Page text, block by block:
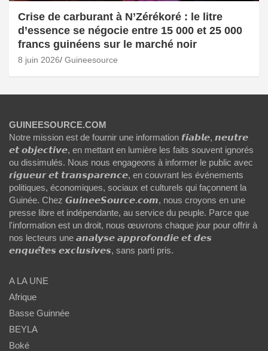
Crise de carburant à N’Zérékoré : le litre
d’essence se négocie entre 15 000 et 25 000
francs guinéens sur le marché noir
8 juin 2026 Guineesource
GUINEESOURCE.COM
Notre mission est de fournir une information 𝙛𝙞𝙖𝙗𝙡𝙚, 𝙣𝙚𝙪𝙩𝙧𝙚
𝙚𝙩 𝙤𝙗𝙟𝙚𝙘𝙩𝙞𝙫𝙚, en mettant en lumière les faits souvent ignorés
ou dissimulés. Nous nous engageons à informer le public avec
𝙧𝙞𝙜𝙪𝙚𝙪𝙧 𝙚𝙩 𝙩𝙧𝙖𝙣𝙨𝙥𝙖𝙧𝙚𝙣𝙘𝙚, en couvrant les événements
politiques, économiques, sociaux et culturels qui façonnent la
Guinée. Chez 𝙂𝙪𝙞𝙣𝙚𝙚𝙎𝙤𝙪𝙧𝙘𝙚.𝙘𝙤𝙢, nous croyons en une
presse libre et indépendante, au service du peuple. Parce que
l'information est un droit, nous œuvrons chaque jour pour offrir à
nos lecteurs une 𝙖𝙣𝙖𝙡𝙮𝙨𝙚 𝙖𝙥𝙥𝙧𝙤𝙛𝙤𝙣𝙙𝙞𝙚 𝙚𝙩 𝙙𝙚𝙨
𝙚𝙣𝙦𝙪𝙚̂𝙩𝙚𝙨 𝙚𝙭𝙘𝙡𝙪𝙨𝙞𝙫𝙚𝙨, sans parti pris.
A LA UNE
Afrique
Basse Guinnée
BEYLA
Boké